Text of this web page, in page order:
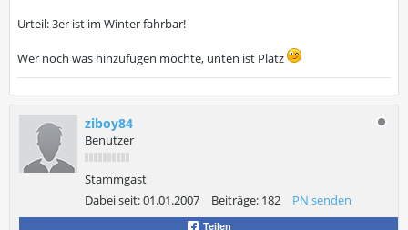
Urteil: 3er ist im Winter fahrbar!
Wer noch was hinzufügen möchte, unten ist Platz
ziboy84
Benutzer
Stammgast
Dabei seit:01.01.2007 Beiträge: 182 PN senden
Teilen